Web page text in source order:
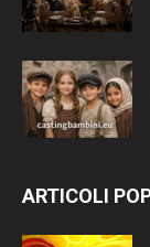
ARTICOLI